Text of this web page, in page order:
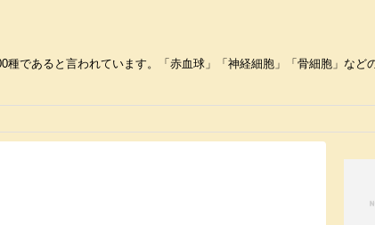
であると言われています。「赤血球」「神経細胞」「骨細胞」など